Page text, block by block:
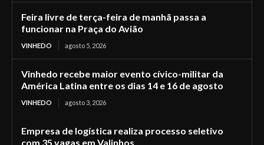
Feira livre de terça-feira de manhã passa a
funcionar na Praça do Avião
VINHEDO agosto 5, 2026
Vinhedo recebe maior evento cívico-militar da
América Latina entre os dias 14 e 16 de agosto
VINHEDO agosto 3, 2026
Empresa de logística realiza processo seletivo
com 35 vagas em Valinhos